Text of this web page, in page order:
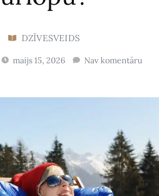
DZĪVESVEIDS
maijs 15, 2026 Nav komentāru